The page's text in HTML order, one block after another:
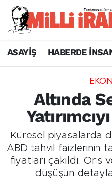
ASAYİŞ HABERDE
Altında
Küresel piyasalarda
ABD tahvil faizlerinin
fiyatları çakıldı. Ons
düşüşün